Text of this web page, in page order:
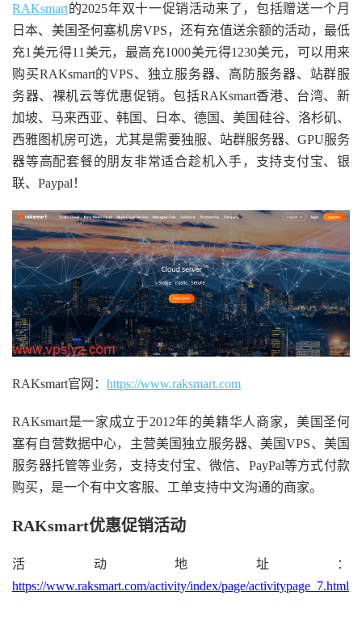
RAKsmart的2025年双十一促销活动来了，包括赠送一个月
日本、美国圣何塞机房VPS，还有充值送余额的活动，最低
充1美元得11美元，最高充1000美元得1230美元，可以用来
购买RAKsmart的VPS、独立服务器、高防服务器、站群服
务器、裸机云等优惠促销。包括RAKsmart香港、台湾、新
加坡、马来西亚、韩国、日本、德国、美国硅谷、洛杉矶、
西雅图机房可选，尤其是需要独服、站群服务器、GPU服务
器等高配套餐的朋友非常适合趁机入手，支持支付宝、银
联、Paypal！
RAKsmart官网： https://www.raksmart.com
RAKsmart是一家成立于2012年的美籍华人商家，美国圣何
塞有自营数据中心，主营美国独立服务器、美国VPS、美国
服务器托管等业务，支持支付宝、微信、PayPal等方式付款
购买，是一个有中文客服、工单支持中文沟通的商家。
RAKsmart优惠促销活动
活动地址：
https://www.raksmart.com/activity/index/page/activitypage_7.html